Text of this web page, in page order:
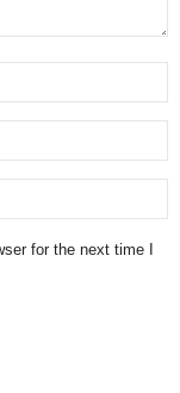
for the next time I